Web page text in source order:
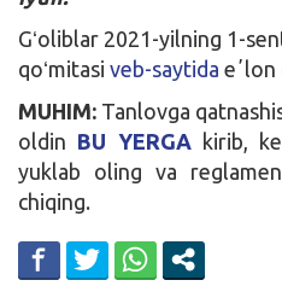
Gʻoliblar 2021-yilning 1-
qoʻmitasi veb-saytida eʼlon
MUHIM: Tanlovga
oldin BU YERGA kirib,
yuklab oling va
chiqing.